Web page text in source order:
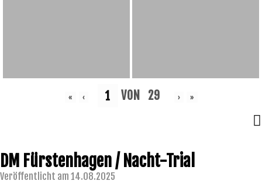
« ‹ VON 29 › »
DM Fürstenhagen / Nacht-Trial
Veröffentlicht am 14.08.2025